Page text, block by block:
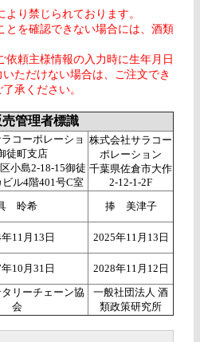
り禁じられております。
とを確認できない場合には、酒類
頼主様情報の入力時に生年月日
ただけない場合は、ご注文でき
承ください。
管理者標識
コーポレーショ
徒町支店
小島2-18-15御徒
ル4階401号C室
株式会社サラコー
ポレーション
千葉県佐倉市大作
2-12-1-2F
昤希
捧 美津子
11月13日
2025年11月13日
10月31日 2028年11月12日
タリーチェーン協
会
一般社団法人 酒
類政策研究所